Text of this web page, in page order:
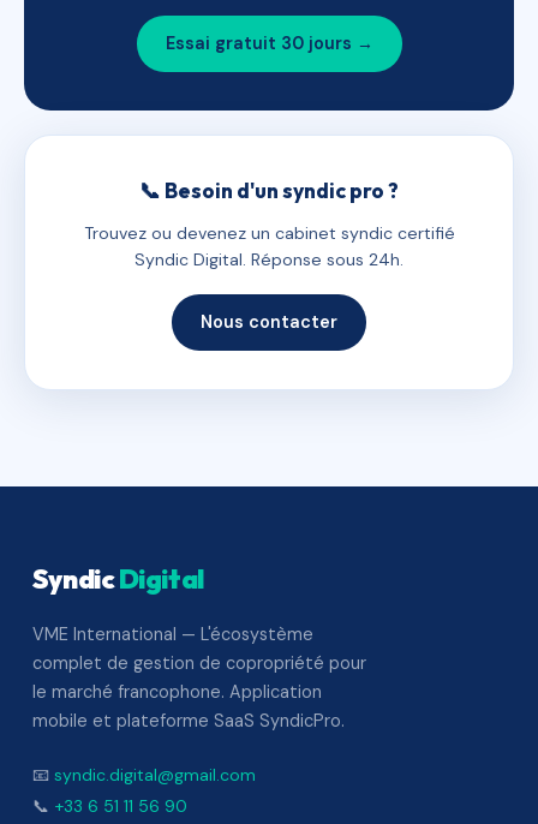
Essai gratuit 30 jours →
📞 Besoin d'un syndic pro ?
Trouvez ou devenez un cabinet syndic certifié
Syndic Digital. Réponse sous 24h.
Nous contacter
SyndicDigital
VME International — L'écosystème
complet de gestion de copropriété pour
le marché francophone. Application
mobile et plateforme SaaS SyndicPro.
📧 syndic.digital@gmail.com
📞 +33 6 51 11 56 90